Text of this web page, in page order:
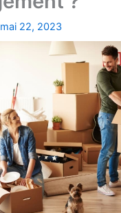
mai 22, 2023